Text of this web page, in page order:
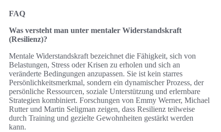
FAQ
Was versteht man unter mentaler Widerstandskraft
(Resilienz)?
Mentale Widerstandskraft bezeichnet die Fähigkeit, sich von
Belastungen, Stress oder Krisen zu erholen und sich an
veränderte Bedingungen anzupassen. Sie ist kein starres
Persönlichkeitsmerkmal, sondern ein dynamischer Prozess, der
persönliche Ressourcen, soziale Unterstützung und erlernbare
Strategien kombiniert. Forschungen von Emmy Werner, Michael
Rutter und Martin Seligman zeigen, dass Resilienz teilweise
durch Training und gezielte Gewohnheiten gestärkt werden
kann.